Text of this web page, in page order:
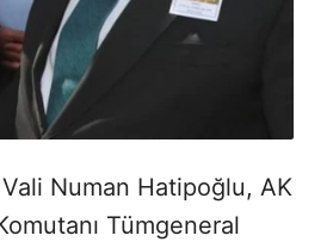
Vali Numan Hatipoğlu, AK
Tümgeneral